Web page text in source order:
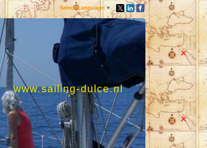
Select Language ▼
www.sailing-dulce.nl